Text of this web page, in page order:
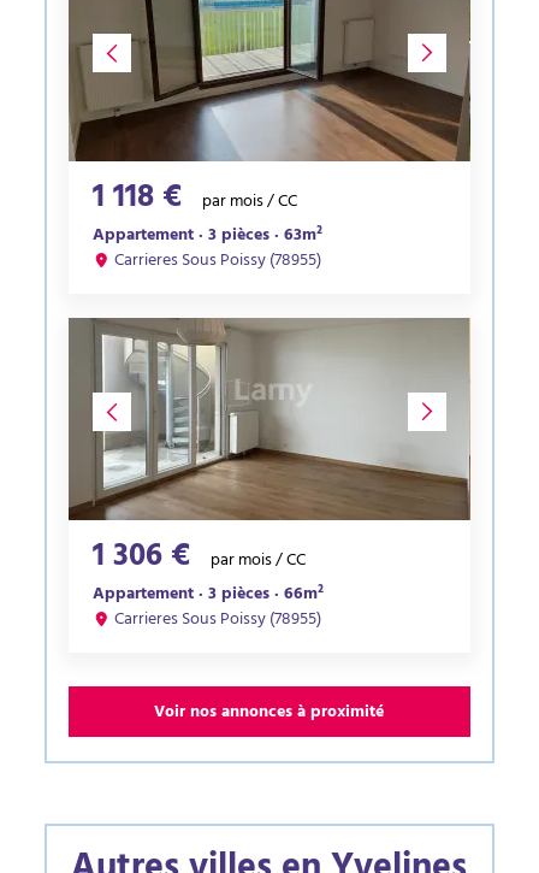
1 118 €
par mois / CC
Appartement · 3 pièces · 63m²
Carrieres Sous Poissy (78955)
1 306 €
par mois / CC
Appartement · 3 pièces · 66m²
Carrieres Sous Poissy (78955)
Voir nos annonces à proximité